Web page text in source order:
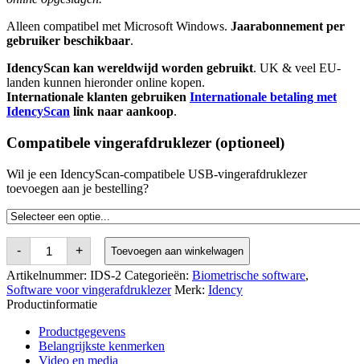
Alleen compatibel met Microsoft Windows. Jaarabonnement per
gebruiker beschikbaar.
IdencyScan kan wereldwijd worden gebruikt. UK & veel EU-
landen kunnen hieronder online kopen.
Internationale klanten gebruiken Internationale betaling met
IdencyScan link naar aankoop.
Compatibele vingerafdruklezer (optioneel)
Wil je een IdencyScan-compatibele USB-vingerafdruklezer
toevoegen aan je bestelling?
-
IdencyScan
Take
Fingerprint
Images
aantal
+ Toevoegen aan winkelwagen
Artikelnummer: IDS-2 Categorieën: Biometrische software,
Software voor vingerafdruklezer Merk: Idency
Productinformatie
Productgegevens
Belangrijkste kenmerken
Video en media